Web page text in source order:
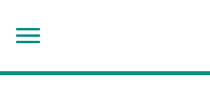
content